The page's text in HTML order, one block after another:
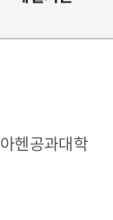
아헨공과대학